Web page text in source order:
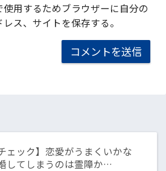
用するためブラウザーに自分の
ス、サイトを保存する。
ェック】恋愛がうまくいかな
してしまうのは霊障か…